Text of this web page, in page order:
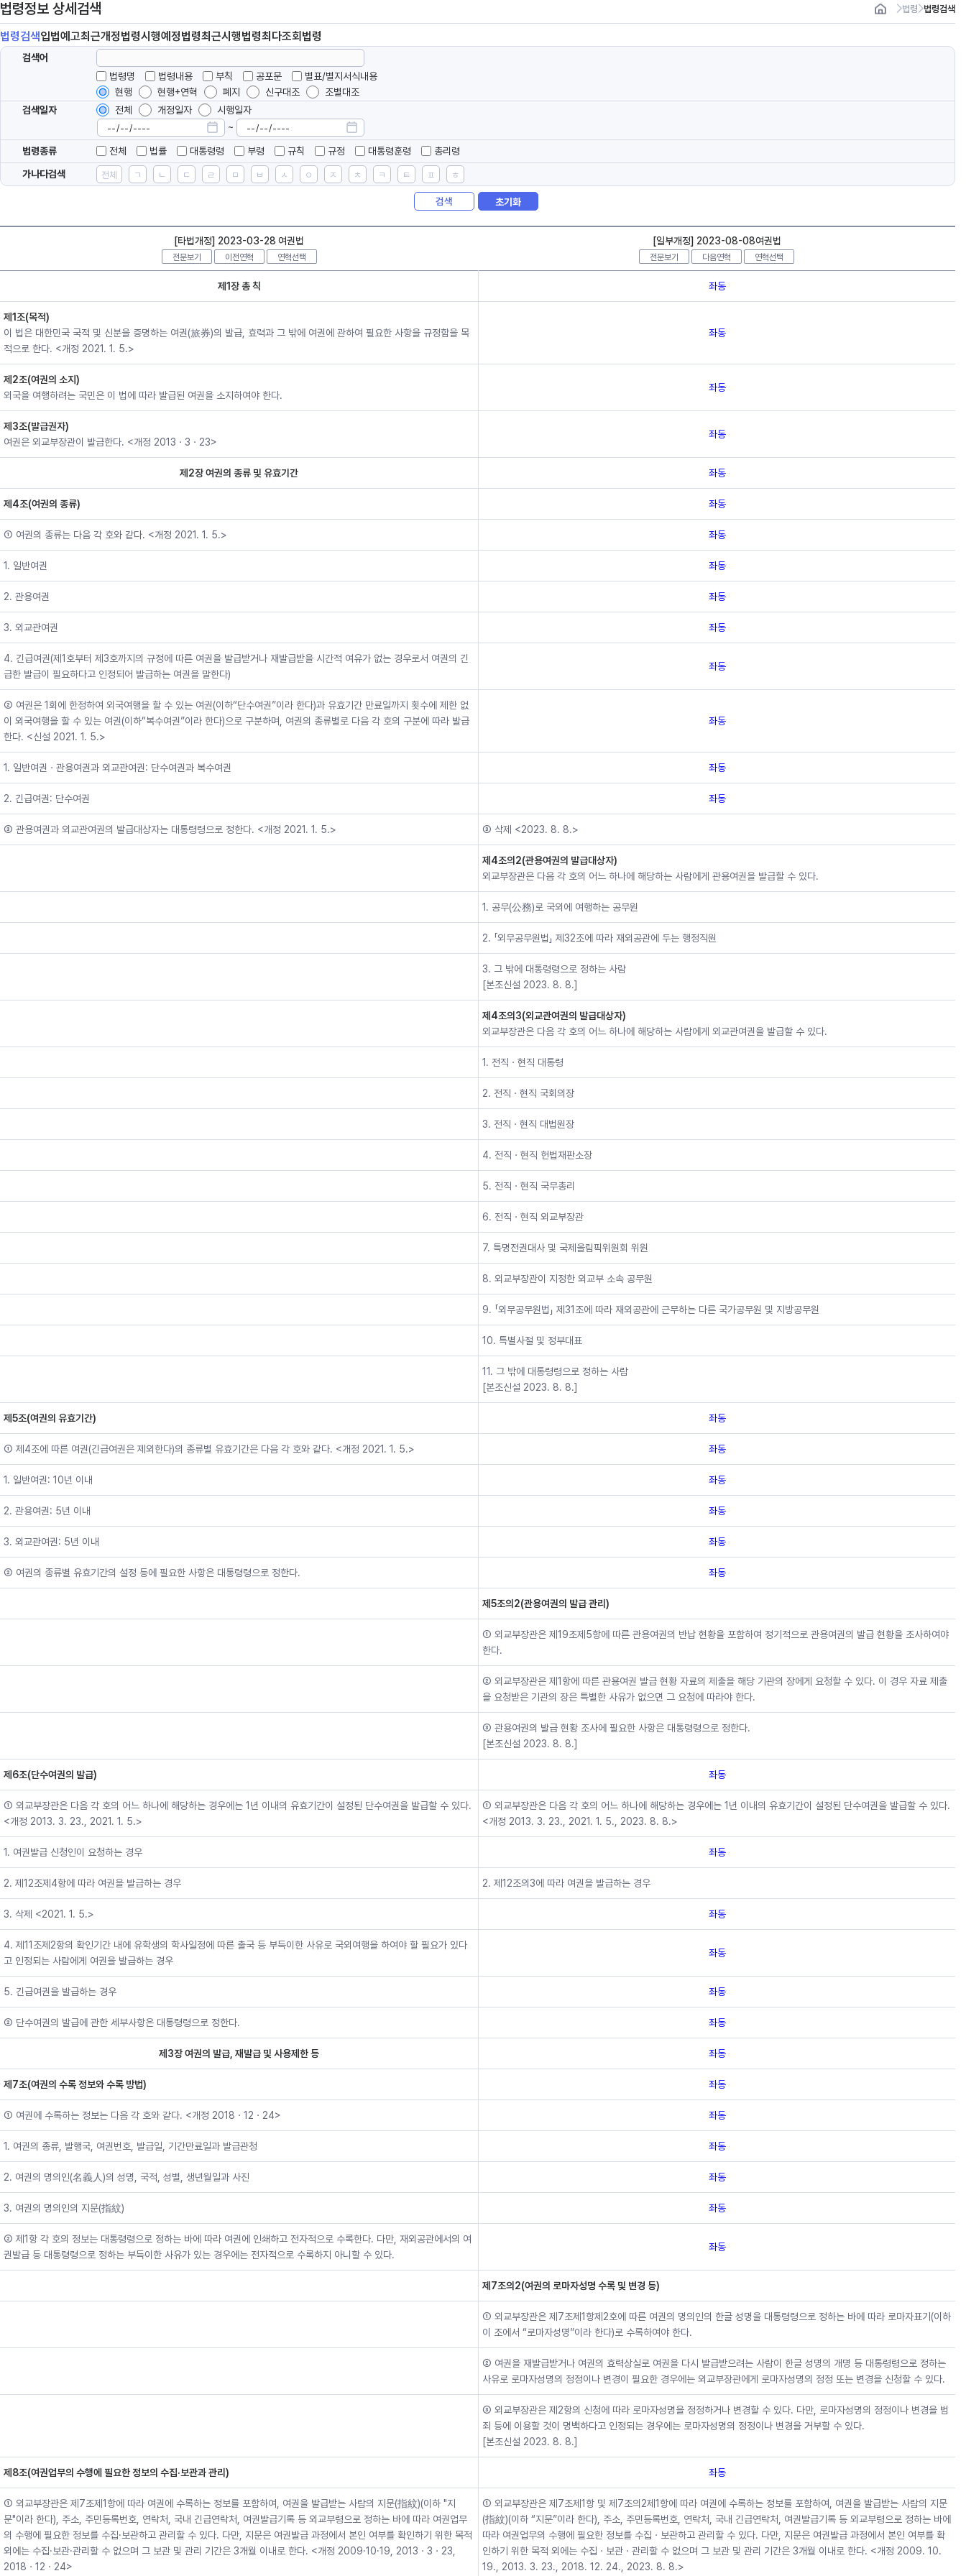
법령정보 상세검색 법령 법령검색
법령검색입법예고최근개정법령시행예정법령최근시행법령최다조회 법령
검색어
법령명
법령내용 부칙 공포문
별표/별지서식내용
현행
현행+연혁 폐지 신구대조
조별대조
검색일자
전체 개정일자
시행일자
~
법령종류 전체 법률 대통령령 부령 규칙 규정 대통령훈령
총리령
가나다검색
전체 ㄱ ㄴ ㄷ ㄹ ㅁ ㅂ ㅅ ㅇ ㅈ ㅊ ㅋ ㅌ ㅍ ㅎ
검색 초기화
[타법개정] 2023-03-28 여권법
전문보기 이전연혁 연혁선택
[일부개정] 2023-08-08여권법
전문보기 다음연혁 연혁선택
제1장 총 칙 좌동
제1조(목적)
이 법은 대한민국 국적 및 신분을 증명하는 여권(旅券)의 발급, 효력과 그 밖에 여권에 관하여 필요한 사항을 규정함을 목
적으로 한다. <개정 2021. 1. 5.>
좌동
제2조(여권의 소지)
외국을 여행하려는 국민은 이 법에 따라 발급된 여권을 소지하여야 한다.
좌동
제3조(발급권자)
여권은 외교부장관이 발급한다. <개정 2013ㆍ3ㆍ23>
좌동
제2장 여권의 종류 및 유효기간 좌동
제4조(여권의 종류) 좌동
① 여권의 종류는 다음 각 호와 같다. <개정 2021. 1. 5.> 좌동
1. 일반여권 좌동
2. 관용여권 좌동
3. 외교관여권 좌동
4. 긴급여권(제1호부터 제3호까지의 규정에 따른 여권을 발급받거나 재발급받을 시간적 여유가 없는 경우로서 여권의 긴
급한 발급이 필요하다고 인정되어 발급하는 여권을 말한다)
좌동
② 여권은 1회에 한정하여 외국여행을 할 수 있는 여권(이하“단수여권”이라 한다)과 유효기간 만료일까지 횟수에 제한 없
이 외국여행을 할 수 있는 여권(이하“복수여권”이라 한다)으로 구분하며, 여권의 종류별로 다음 각 호의 구분에 따라 발급
한다. <신설 2021. 1. 5.>
좌동
1. 일반여권ㆍ관용여권과 외교관여권: 단수여권과 복수여권 좌동
2. 긴급여권: 단수여권 좌동
③ 관용여권과 외교관여권의 발급대상자는 대통령령으로 정한다. <개정 2021. 1. 5.> ③ 삭제 <2023. 8. 8.>
제4조의2(관용여권의 발급대상자)
외교부장관은 다음 각 호의 어느 하나에 해당하는 사람에게 관용여권을 발급할 수 있다.
1. 공무(公務)로 국외에 여행하는 공무원
2. 「외무공무원법」 제32조에 따라 재외공관에 두는 행정직원
3. 그 밖에 대통령령으로 정하는 사람
[본조신설 2023. 8. 8.]
제4조의3(외교관여권의 발급대상자)
외교부장관은 다음 각 호의 어느 하나에 해당하는 사람에게 외교관여권을 발급할 수 있다.
1. 전직ㆍ현직 대통령
2. 전직ㆍ현직 국회의장
3. 전직ㆍ현직 대법원장
4. 전직ㆍ현직 헌법재판소장
5. 전직ㆍ현직 국무총리
6. 전직ㆍ현직 외교부장관
7. 특명전권대사 및 국제올림픽위원회 위원
8. 외교부장관이 지정한 외교부 소속 공무원
9. 「외무공무원법」 제31조에 따라 재외공관에 근무하는 다른 국가공무원 및 지방공무원
10. 특별사절 및 정부대표
11. 그 밖에 대통령령으로 정하는 사람
[본조신설 2023. 8. 8.]
제5조(여권의 유효기간) 좌동
① 제4조에 따른 여권(긴급여권은 제외한다)의 종류별 유효기간은 다음 각 호와 같다. <개정 2021. 1. 5.> 좌동
1. 일반여권: 10년 이내 좌동
2. 관용여권: 5년 이내 좌동
3. 외교관여권: 5년 이내 좌동
② 여권의 종류별 유효기간의 설정 등에 필요한 사항은 대통령령으로 정한다. 좌동
제5조의2(관용여권의 발급 관리)
① 외교부장관은 제19조제5항에 따른 관용여권의 반납 현황을 포함하여 정기적으로 관용여권의 발급 현황을 조사하여야
한다.
② 외교부장관은 제1항에 따른 관용여권 발급 현황 자료의 제출을 해당 기관의 장에게 요청할 수 있다. 이 경우 자료 제출
을 요청받은 기관의 장은 특별한 사유가 없으면 그 요청에 따라야 한다.
③ 관용여권의 발급 현황 조사에 필요한 사항은 대통령령으로 정한다.
[본조신설 2023. 8. 8.]
제6조(단수여권의 발급) 좌동
① 외교부장관은 다음 각 호의 어느 하나에 해당하는 경우에는 1년 이내의 유효기간이 설정된 단수여권을 발급할 수 있다.
<개정 2013. 3. 23., 2021. 1. 5.>
① 외교부장관은 다음 각 호의 어느 하나에 해당하는 경우에는 1년 이내의 유효기간이 설정된 단수여권을 발급할 수 있다.
<개정 2013. 3. 23., 2021. 1. 5., 2023. 8. 8.>
1. 여권발급 신청인이 요청하는 경우 좌동
2. 제12조제4항에 따라 여권을 발급하는 경우 2. 제12조의3에 따라 여권을 발급하는 경우
3. 삭제 <2021. 1. 5.> 좌동
4. 제11조제2항의 확인기간 내에 유학생의 학사일정에 따른 출국 등 부득이한 사유로 국외여행을 하여야 할 필요가 있다
고 인정되는 사람에게 여권을 발급하는 경우
좌동
5. 긴급여권을 발급하는 경우 좌동
② 단수여권의 발급에 관한 세부사항은 대통령령으로 정한다. 좌동
제3장 여권의 발급, 재발급 및 사용제한 등 좌동
제7조(여권의 수록 정보와 수록 방법) 좌동
① 여권에 수록하는 정보는 다음 각 호와 같다. <개정 2018ㆍ12ㆍ24> 좌동
1. 여권의 종류, 발행국, 여권번호, 발급일, 기간만료일과 발급관청 좌동
2. 여권의 명의인(名義人)의 성명, 국적, 성별, 생년월일과 사진 좌동
3. 여권의 명의인의 지문(指紋) 좌동
② 제1항 각 호의 정보는 대통령령으로 정하는 바에 따라 여권에 인쇄하고 전자적으로 수록한다. 다만, 재외공관에서의 여
권발급 등 대통령령으로 정하는 부득이한 사유가 있는 경우에는 전자적으로 수록하지 아니할 수 있다.
좌동
제7조의2(여권의 로마자성명 수록 및 변경 등)
① 외교부장관은 제7조제1항제2호에 따른 여권의 명의인의 한글 성명을 대통령령으로 정하는 바에 따라 로마자표기(이하
이 조에서 “로마자성명”이라 한다)로 수록하여야 한다.
② 여권을 재발급받거나 여권의 효력상실로 여권을 다시 발급받으려는 사람이 한글 성명의 개명 등 대통령령으로 정하는
사유로 로마자성명의 정정이나 변경이 필요한 경우에는 외교부장관에게 로마자성명의 정정 또는 변경을 신청할 수 있다.
③ 외교부장관은 제2항의 신청에 따라 로마자성명을 정정하거나 변경할 수 있다. 다만, 로마자성명의 정정이나 변경을 범
죄 등에 이용할 것이 명백하다고 인정되는 경우에는 로마자성명의 정정이나 변경을 거부할 수 있다.
[본조신설 2023. 8. 8.]
제8조(여권업무의 수행에 필요한 정보의 수집·보관과 관리) 좌동
① 외교부장관은 제7조제1항에 따라 여권에 수록하는 정보를 포함하여, 여권을 발급받는 사람의 지문(指紋)(이하 "지
문"이라 한다), 주소, 주민등록번호, 연락처, 국내 긴급연락처, 여권발급기록 등 외교부령으로 정하는 바에 따라 여권업무
의 수행에 필요한 정보를 수집·보관하고 관리할 수 있다. 다만, 지문은 여권발급 과정에서 본인 여부를 확인하기 위한 목적
외에는 수집·보관·관리할 수 없으며 그 보관 및 관리 기간은 3개월 이내로 한다. <개정 2009·10·19, 2013ㆍ3ㆍ23,
2018ㆍ12ㆍ24>
① 외교부장관은 제7조제1항 및 제7조의2제1항에 따라 여권에 수록하는 정보를 포함하여, 여권을 발급받는 사람의 지문
(指紋)(이하 “지문”이라 한다), 주소, 주민등록번호, 연락처, 국내 긴급연락처, 여권발급기록 등 외교부령으로 정하는 바에
따라 여권업무의 수행에 필요한 정보를 수집ㆍ보관하고 관리할 수 있다. 다만, 지문은 여권발급 과정에서 본인 여부를 확
인하기 위한 목적 외에는 수집ㆍ보관ㆍ관리할 수 없으며 그 보관 및 관리 기간은 3개월 이내로 한다. <개정 2009. 10.
19., 2013. 3. 23., 2018. 12. 24., 2023. 8. 8.>